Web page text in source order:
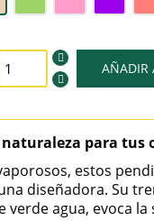
AÑADIR
naturaleza para tus
estos
diseñadora. Su
verde agua, evoca